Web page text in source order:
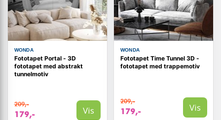
WONDA
Fototapet Portal - 3D
fototapet med abstrakt
tunnelmotiv
209,-
179,- Vis
WONDA
Fototapet Time Tunnel 3D -
fototapet med trappemotiv
209,-
179,- Vis